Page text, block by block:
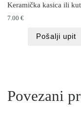
Keramička kasica ili
7.00 €
Pošalji upit
Povezani